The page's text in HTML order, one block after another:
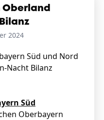
Oberland
2024
Süd und Nord
Nacht Bilanz
Süd
Oberbayern